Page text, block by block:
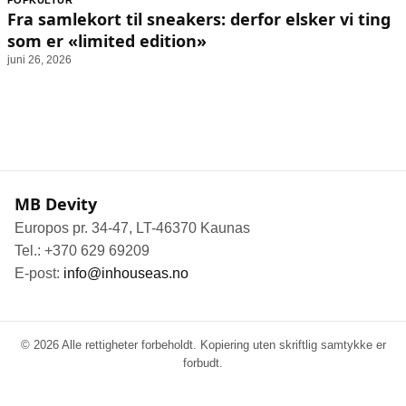
Animasjon
Sosiale medier
Musikk
Informasjon
Om oss
Kontakt oss
Retningslinjer for rettelser
Fra samlekort til sneakers: derfor elsker vi ting
som er «limited edition»
juni 26, 2026
MB Devity
Europos pr. 34-47, LT-46370 Kaunas
Tel.: +370 629 69209
E-post: info@inhouseas.no
© 2026 Alle rettigheter forbeholdt. Kopiering uten skriftlig samtykke er
forbudt.